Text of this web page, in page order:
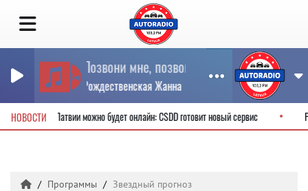
Позвони мне, позвони
Рождественская Жанна
НОВОСТИправа в Латвии можно будет онлайн: CSDD готовит новый сервис
Программы Звездный прогноз